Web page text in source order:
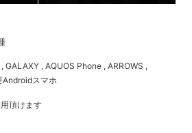
GALAXY , AQUOS Phone , ARROWS ,
Androidスマホ
頂けます